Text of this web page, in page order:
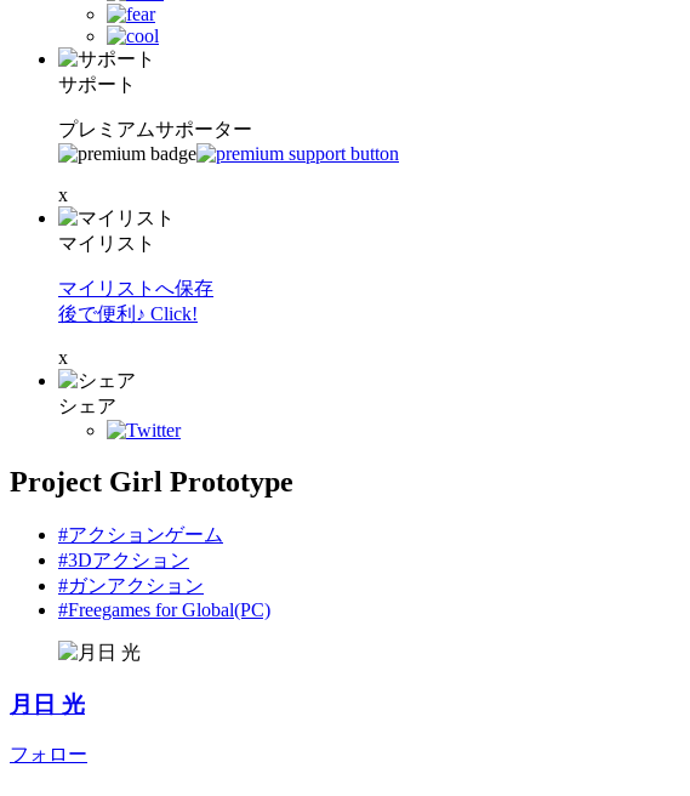
サポート
プレミアムサポーター
x
マイリスト
マイリストへ保存
後で便利♪ Click!
x
シェア
Project Girl Prototype
#アクションゲーム
#3Dアクション
#ガンアクション
#Freegames for Global(PC)
月日 光
フォロー